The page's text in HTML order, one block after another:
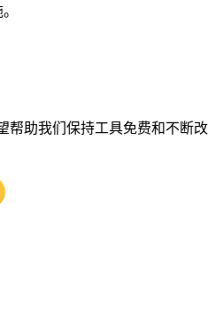
帮助我们保持工具免费和不断改